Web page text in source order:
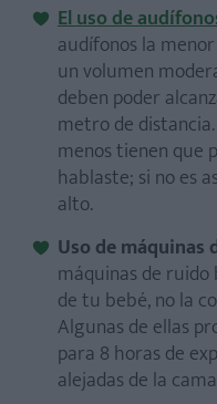
El uso de
audífonos la
un volumen
deben poder
metro de
menos tienen que
hablaste; si no es
alto.
Uso de máquinas
máquinas de
de tu bebé, no la
Algunas de ellas
para 8 horas de
alejadas de la